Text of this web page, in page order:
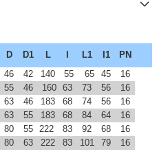
D D1 L L1 I1
PN
46 42 140 55 65 45
16
55 46 160 63 73 56
16
63 46 183 68 74 56
16
63 55 183 68 84 64
16
80 55 222 83 92 68
16
80 63 222 83 101 79 16